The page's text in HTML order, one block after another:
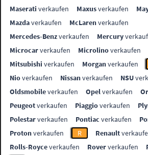
Maserati verkaufen Maxusverkaufen
Mazdaverkaufen McLarenverkaufen
Mercedes-Benzverkaufen Mercury
Microcarverkaufen Microlinoverkaufen
Mitsubishi verkaufen Morganverkaufen
Nioverkaufen Nissanverkaufen NSU
Oldsmobileverkaufen Opelverkaufen
Peugeotverkaufen Piaggioverkaufen
Polestarverkaufen Pontiac verkaufen
Protonverkaufen R Renault
Rolls-Royceverkaufen Roververkaufen